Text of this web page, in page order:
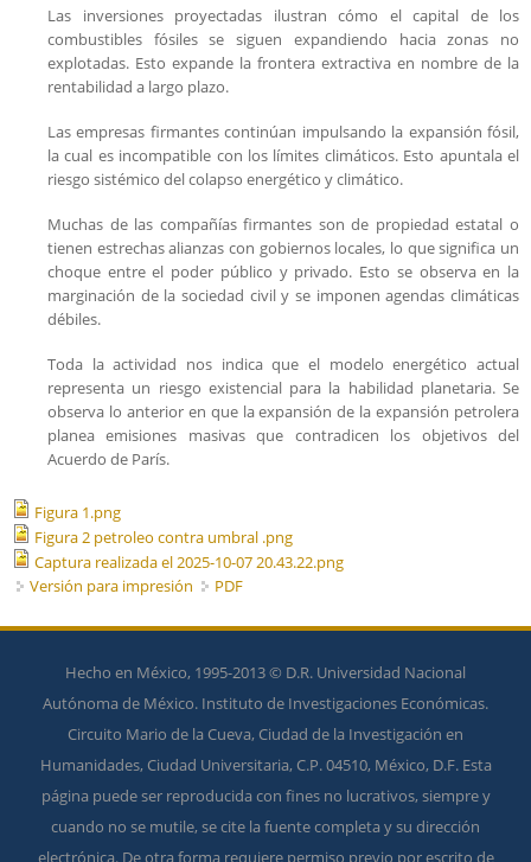
Las inversiones proyectadas ilustran cómo el capital de los
combustibles fósiles se siguen expandiendo hacia zonas no
explotadas. Esto expande la frontera extractiva en nombre de la
rentabilidad a largo plazo.
Las empresas firmantes continúan impulsando la expansión fósil,
la cual es incompatible con los límites climáticos. Esto apuntala el
riesgo sistémico del colapso energético y climático.
Muchas de las compañías firmantes son de propiedad estatal o
tienen estrechas alianzas con gobiernos locales, lo que significa un
choque entre el poder público y privado. Esto se observa en la
marginación de la sociedad civil y se imponen agendas climáticas
débiles.
Toda la actividad nos indica que el modelo energético actual
representa un riesgo existencial para la habilidad planetaria. Se
observa lo anterior en que la expansión de la expansión petrolera
planea emisiones masivas que contradicen los objetivos del
Acuerdo de París.
Figura 1.png
Figura 2 petroleo contra umbral .png
Captura realizada el 2025-10-07 20.43.22.png
Versión para impresión
PDF
Hecho en México, 1995-2013 © D.R. Universidad Nacional
Autónoma de México. Instituto de Investigaciones Económicas.
Circuito Mario de la Cueva, Ciudad de la Investigación en
Humanidades, Ciudad Universitaria, C.P. 04510, México, D.F. Esta
página puede ser reproducida con fines no lucrativos, siempre y
cuando no se mutile, se cite la fuente completa y su dirección
electrónica. De otra forma requiere permiso previo por escrito de